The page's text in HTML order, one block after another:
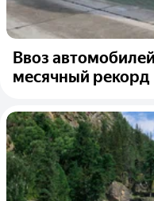
Ввоз
месячный рекорд